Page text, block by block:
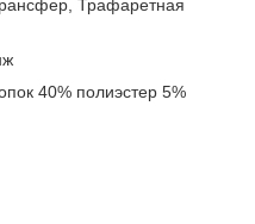
Трафаретная
40% полиэстер 5%